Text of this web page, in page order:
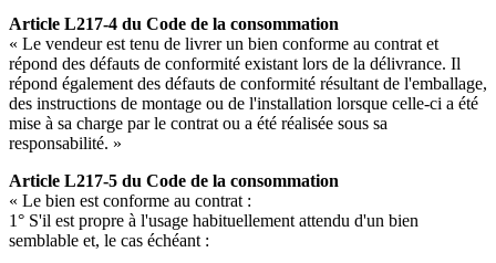
Article L217-4 du Code de la consommation
« Le vendeur est tenu de livrer un bien conforme au contrat et
répond des défauts de conformité existant lors de la délivrance. Il
répond également des défauts de conformité résultant de l'emballage,
des instructions de montage ou de l'installation lorsque celle-ci a été
mise à sa charge par le contrat ou a été réalisée sous sa
responsabilité. »
Article L217-5 du Code de la consommation
« Le bien est conforme au contrat :
1° S'il est propre à l'usage habituellement attendu d'un bien
semblable et, le cas échéant :